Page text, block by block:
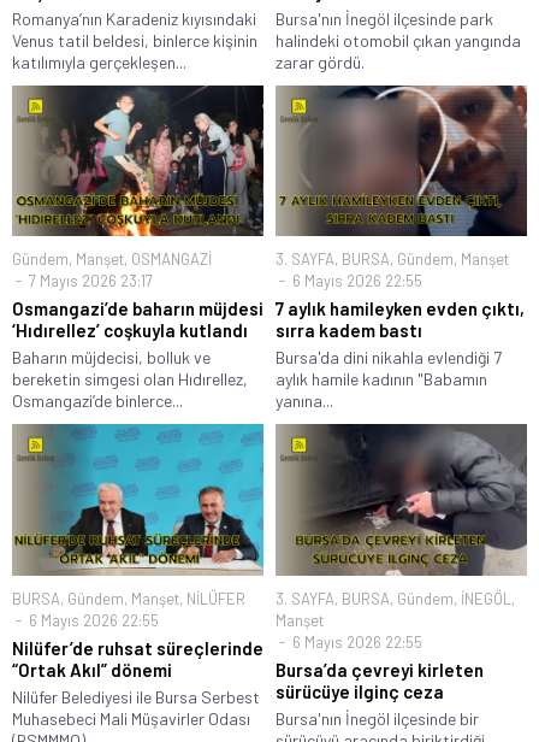
Romanya’nın Karadeniz kıyısındaki
Venus tatil beldesi, binlerce kişinin
katılımıyla gerçekleşen...
Bursa'nın İnegöl ilçesinde park
halindeki otomobil çıkan yangında
zarar gördü.
Gündem, Manşet, OSMANGAZİ
7 Mayıs 2026 23:17
Osmangazi’de baharın müjdesi
‘Hıdırellez’ coşkuyla kutlandı
Baharın müjdecisi, bolluk ve
bereketin simgesi olan Hıdırellez,
Osmangazi’de binlerce...
3. SAYFA, BURSA, Gündem, Manşet
6 Mayıs 2026 22:55
7 aylık hamileyken evden çıktı,
sırra kadem bastı
Bursa'da dini nikahla evlendiği 7
aylık hamile kadının "Babamın
yanına...
BURSA, Gündem, Manşet, NİLÜFER
6 Mayıs 2026 22:55
Nilüfer’de ruhsat süreçlerinde
“Ortak Akıl” dönemi
Nilüfer Belediyesi ile Bursa Serbest
Muhasebeci Mali Müşavirler Odası
3. SAYFA, BURSA, Gündem, İNEGÖL ,
Manşet
6 Mayıs 2026 22:55
Bursa’da çevreyi kirleten
sürücüye ilginç ceza
Bursa'nın İnegöl ilçesinde bir